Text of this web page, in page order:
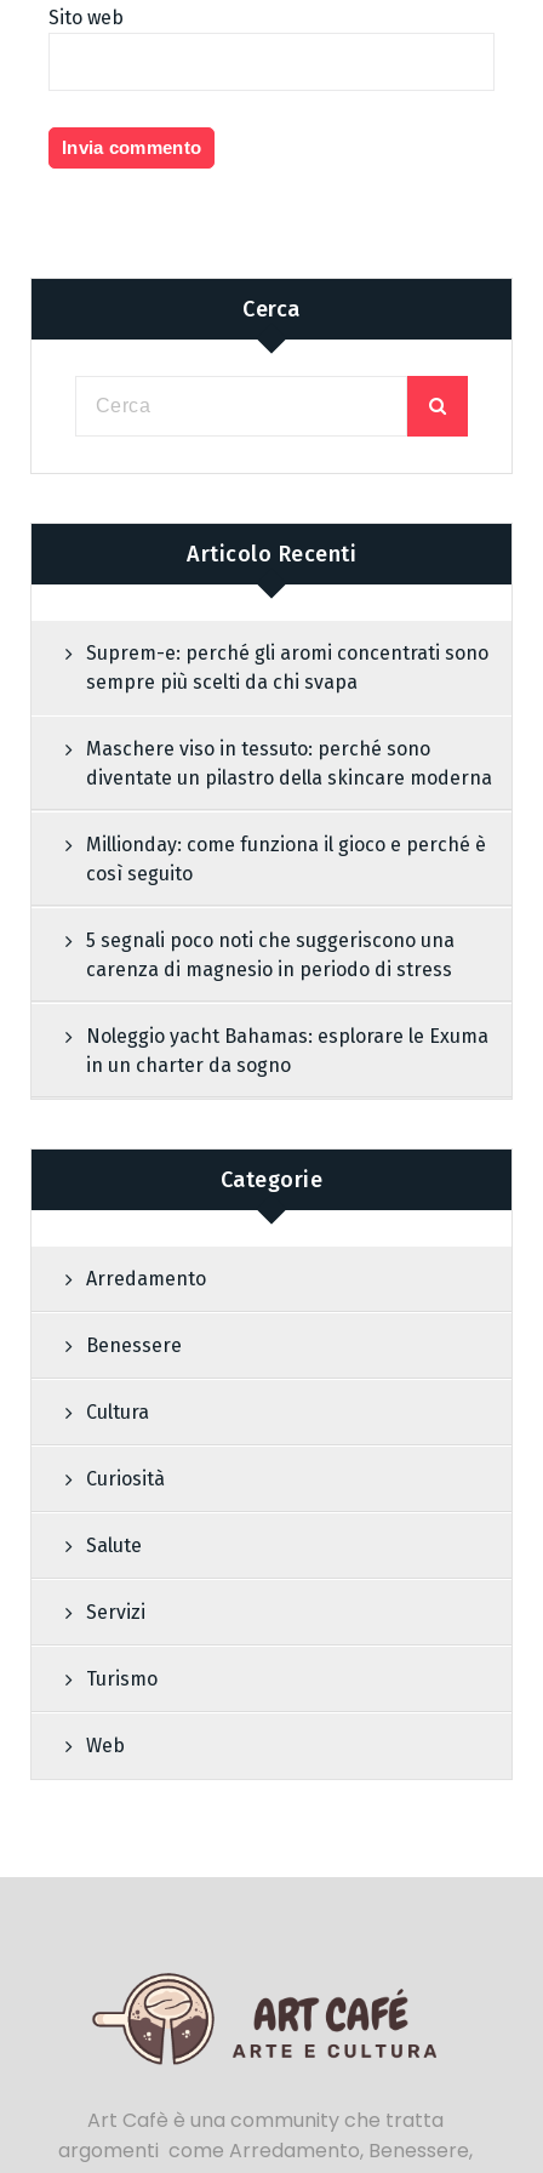
Sito web
Cerca
Articolo Recenti
Suprem-e: perché gli aromi concentrati sono
sempre più scelti da chi svapa
Maschere viso in tessuto: perché sono
diventate un pilastro della skincare moderna
Millionday: come funziona il gioco e perché è
così seguito
5 segnali poco noti che suggeriscono una
carenza di magnesio in periodo di stress
Noleggio yacht Bahamas: esplorare le Exuma
in un charter da sogno
Categorie
Arredamento
Benessere
Cultura
Curiosità
Salute
Servizi
Turismo
Web
Art Cafè è una community che tratta
argomenti come Arredamento, Benessere,